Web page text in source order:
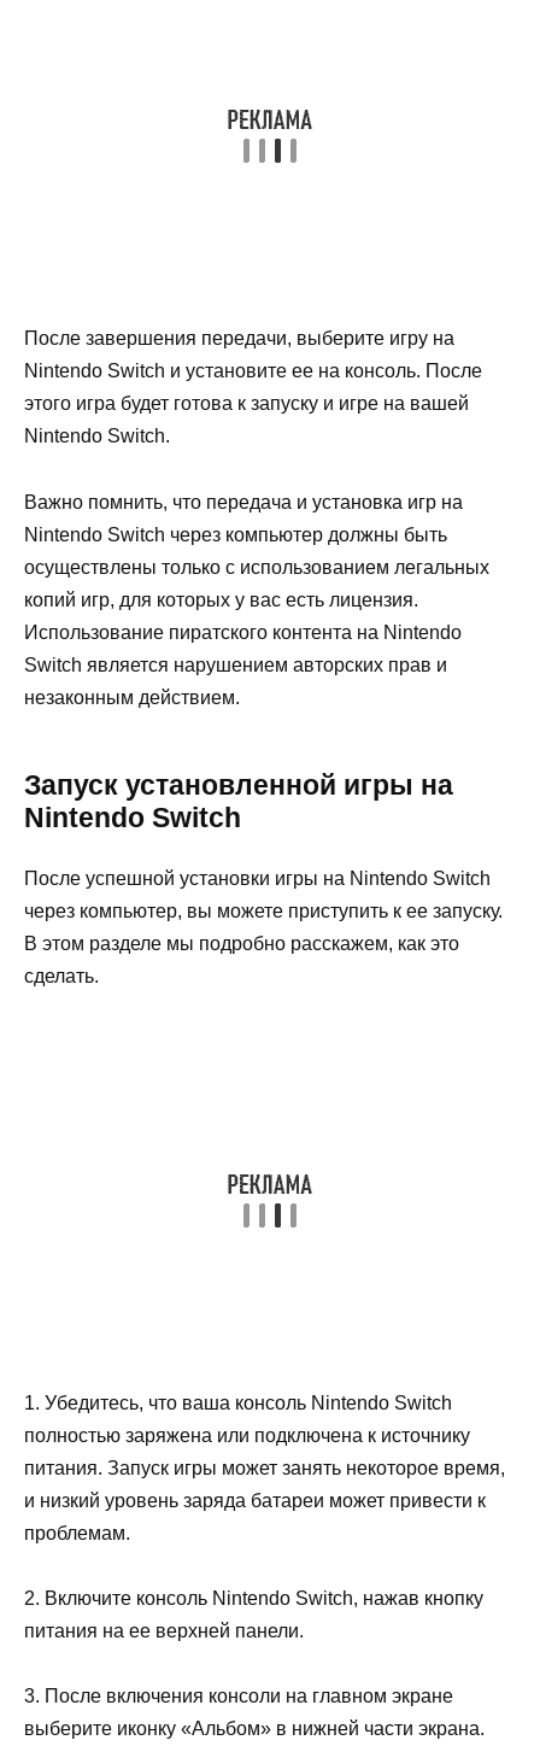
После завершения передачи, выберите игру на
Nintendo Switch и установите ее на консоль. После
этого игра будет готова к запуску и игре на вашей
Nintendo Switch.
Важно помнить, что передача и установка игр на
Nintendo Switch через компьютер должны быть
осуществлены только с использованием легальных
копий игр, для которых у вас есть лицензия.
Использование пиратского контента на Nintendo
Switch является нарушением авторских прав и
незаконным действием.
Запуск установленной игры на
Nintendo Switch
После успешной установки игры на Nintendo Switch
через компьютер, вы можете приступить к ее запуску.
В этом разделе мы подробно расскажем, как это
сделать.
1. Убедитесь, что ваша консоль Nintendo Switch
полностью заряжена или подключена к источнику
питания. Запуск игры может занять некоторое время,
и низкий уровень заряда батареи может привести к
проблемам.
2. Включите консоль Nintendo Switch, нажав кнопку
питания на ее верхней панели.
3. После включения консоли на главном экране
выберите иконку «Альбом» в нижней части экрана.